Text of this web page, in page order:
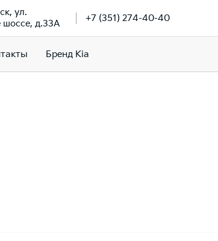
ул.
шоссе, д.33А
+7 (351) 274-40-40
Бренд Kia